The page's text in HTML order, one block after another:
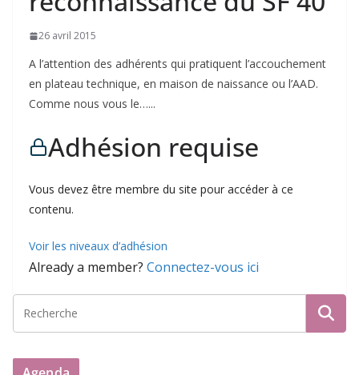
26 avril 2015
A l’attention des adhérents qui pratiquent l’accouchement
en plateau technique, en maison de naissance ou l’AAD.
Comme nous vous le…...
Adhésion requise
Vous devez être membre du site pour accéder à ce
contenu.
Voir les niveaux d’adhésion
Already a member? Connectez-vous ici